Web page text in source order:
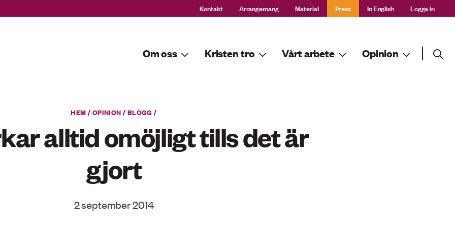
Kontakt Arrangemang Material Press In English Logga in
Om oss Kristen tro Vårt arbete Opinion Sök
HEM / OPINION / BLOGG /
alltid omöjligt tills det är
gjort
2 september 2014